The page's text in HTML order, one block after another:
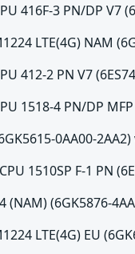
416F-3 PN/DP V7
LTE(4G) NAM
412-2 PN V7
1518-4 PN/DP
0AA00-
1510SP F-1 PN
(NAM) (6GK5876-
LTE(4G) EU